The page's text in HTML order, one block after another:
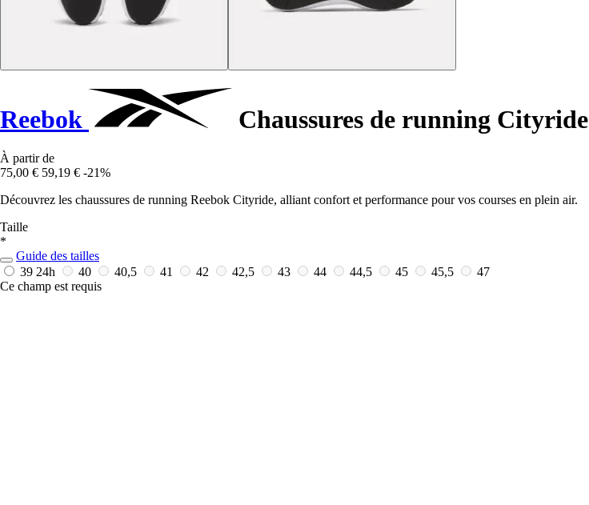
Reebok Chaussures de running Cityride
À partir de
75,00 € 59,19 € -21%
Découvrez les chaussures de running Reebok Cityride, alliant confort et performance pour vos courses en plein air.
Taille
*
Guide des tailles
39 24h 40 40,5 41 42 42,5 43 44 44,5 45 45,5
47
Ce champ est requis